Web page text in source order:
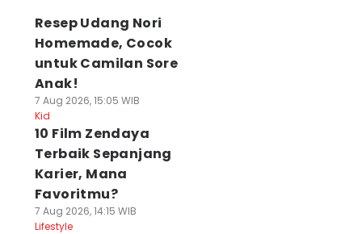
Resep Udang Nori
Homemade, Cocok
untuk Camilan Sore
Anak!
7 Aug 2026, 15:05 WIB
Kid
10 Film Zendaya
Terbaik Sepanjang
Karier, Mana
Favoritmu?
7 Aug 2026, 14:15 WIB
Lifestyle